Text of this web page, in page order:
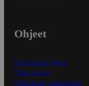
Ohjeet
Ensitilaajan ohjeet
Näin maksat
Näin tilaat ja muokkaat